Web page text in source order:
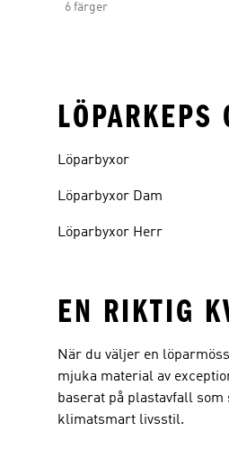
6 färger
LÖPARKEPS
Löparbyxor
Löparbyxor Dam
Löparbyxor Herr
EN RIKTIG
När du väljer en
mjuka material av
baserat på plastavfall
klimatsmart livsstil.